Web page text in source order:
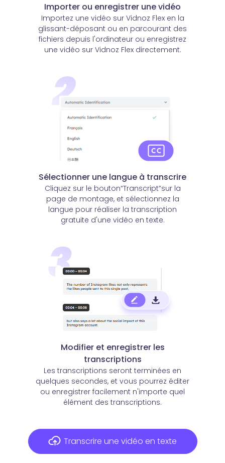
Importer ou enregistrer une vidéo
Importez une vidéo sur Vidnoz Flex en la
glissant-déposant ou en parcourant des
fichiers depuis l'ordinateur ou enregistrez
une vidéo sur Vidnoz Flex directement.
Sélectionner une langue à transcrire
Cliquez sur le bouton“Transcript”sur la
page de montage, et sélectionnez la
langue pour réaliser la transcription
gratuite d'une vidéo en texte.
Modifier et enregistrer les
transcriptions
Les transcriptions seront terminées en
quelques secondes, et vous pourrez éditer
ou enregistrer facilement n'importe quel
élément des transcriptions.
Transcrire une vidéo en texte